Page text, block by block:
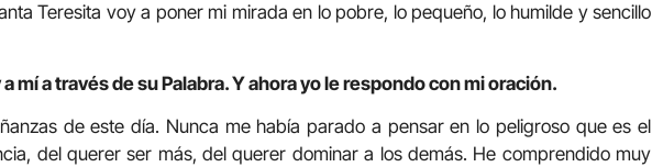
Teresita voy a poner mi mirada en lo pobre, lo pequeño, lo humilde y sencillo
mí a través de su Palabra. Y ahora yo le respondo con mi oración.
de este día. Nunca me había parado a pensar en lo peligroso que es el
del querer ser más, del querer dominar a los demás. He comprendido muy